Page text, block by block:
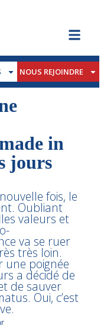
NOUS REJOINDRE
in
jours
fois, le
Oubliant
valeurs et
va se ruer
très loin.
une poignée
a décidé de
de sauver
Oui, c’est